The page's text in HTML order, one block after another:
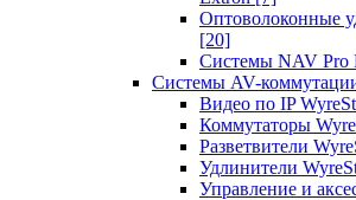
Оптоволоконные
[20]
Системы NAV Pro
Системы AV-
Видео по IP
Коммутаторы
Разветвители
Удлинители
Управление и